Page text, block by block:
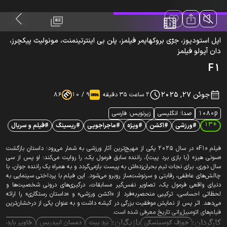
اپل استودیوز، جرّی بروکهایمر فیلمز، پلن بی اینترتینمنت، مونولیث پیکچرز،
دان آپولو فیلمز
F1
جوئن 27, 2025 2 ساعت 35 دقیقه 9 / 10
86
1080p صدا: انگلیسی
زیرنویس: فارسی
+13
#ورزشی #اکشن #ویژه #ماجراجویی #ریسینگ #فیلم و سریال
فیلم «F1» در سال ۲۰۲۵ یکی از مهیج‌ترین آثار ورزشی به شمار می‌رود؛ داستانِ بازگشت
«سونی هیز» (با بازی برد پیت)، راننده سابق فرمول یک، را روایت می‌کند؛ او پس از سی
سال دوری، برای نجات تیم بحران‌زده‌اش به پیست بازمی‌گردد و به همراه یک راننده جوان، با
چالش‌های عاطفی، رقابتی و سرنوشت‌ساز روبرو می‌شود. این فیلم با پرداختی سینمایی به
دنیای واقعی فرمول یک، تصاویر نفس‌گیر مسابقات، درگیری‌های درونی شخصیت‌ها و
لحظاتی احساسی، ترکیبی منحصربه‌فرد از «اکشن ورزشی» و «داستان رستگاری» را ارائه
می‌دهد. اثر پس از نمایش موفقیت بزرگی در گیشه داشت و به عنوان یکی از درخشان‌ترین
فیلم‌های اتومبیل‌رانی تاریخ معرفی شده است.
کارگردان: جوزف کوسینسکی بازیگران: برد پیت دمسان اییدریس خاویر باردِم